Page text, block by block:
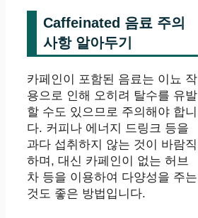
Caffeinated 음료 주의
사항 알아두기
카페인이 포함된 음료는 이뇨 작
용으로 인해 오히려 탈수를 유발
할 수도 있으므로 주의해야 합니
다. 커피나 에너지 드링크 등을
과다 섭취하지 않는 것이 바람직
하며, 대신 카페인이 없는 허브
차 등을 이용하여 다양성을 주는
것도 좋은 방법입니다.